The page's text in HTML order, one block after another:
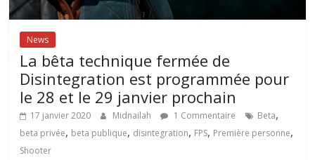
News
La bêta technique fermée de
Disintegration est programmée pour
le 28 et le 29 janvier prochain
17 janvier 2020 Midnailah 1 Commentaire Beta,
beta privée, beta publique, disintegration, FPS, Première personne,
Shooter